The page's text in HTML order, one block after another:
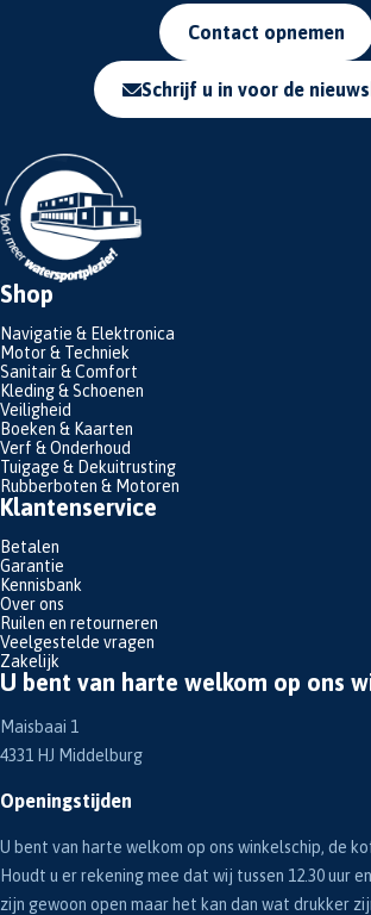
Contact opnemen
Schrijf u in voor de
Shop
Navigatie & Elektronica
Motor & Techniek
Sanitair & Comfort
Kleding & Schoenen
Veiligheid
Boeken & Kaarten
Verf & Onderhoud
Tuigage & Dekuitrusting
Rubberboten & Motoren
Klantenservice
Betalen
Garantie
Kennisbank
Over ons
Ruilen en retourneren
Veelgestelde vragen
Zakelijk
U bent van harte welkom op ons
Maisbaai 1
4331 HJ Middelburg
Openingstijden
U bent van harte welkom op ons winkelschip, de
Houdt u er rekening mee dat wij tussen 12.30 uur
zijn gewoon open maar het kan dan wat drukker